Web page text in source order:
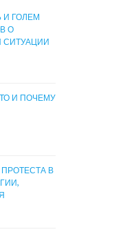
И ГОЛЕМ
О
СИТУАЦИИ
И ПОЧЕМУ
В